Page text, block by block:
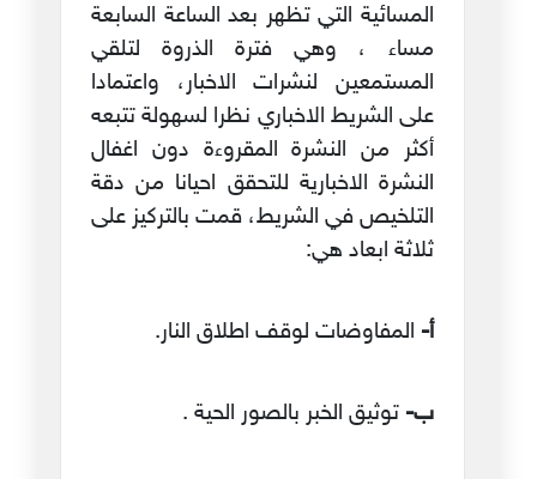
المسائية التي تظهر بعد الساعة السابعة
مساء ، وهي فترة الذروة لتلقي
المستمعين لنشرات الاخبار، واعتمادا
على الشريط الاخباري نظرا لسهولة تتبعه
أكثر من النشرة المقروءة دون اغفال
النشرة الاخبارية للتحقق احيانا من دقة
التلخيص في الشريط، قمت بالتركيز على
ثلاثة ابعاد هي:
أ‌- المفاوضات لوقف اطلاق النار.
ب‌- توثيق الخبر بالصور الحية .